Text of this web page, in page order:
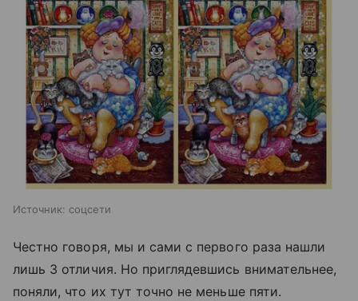
Источник: соцсети
Честно говоря, мы и сами с первого раза нашли
лишь 3 отличия. Но приглядевшись внимательнее,
поняли, что их тут точно не меньше пяти.